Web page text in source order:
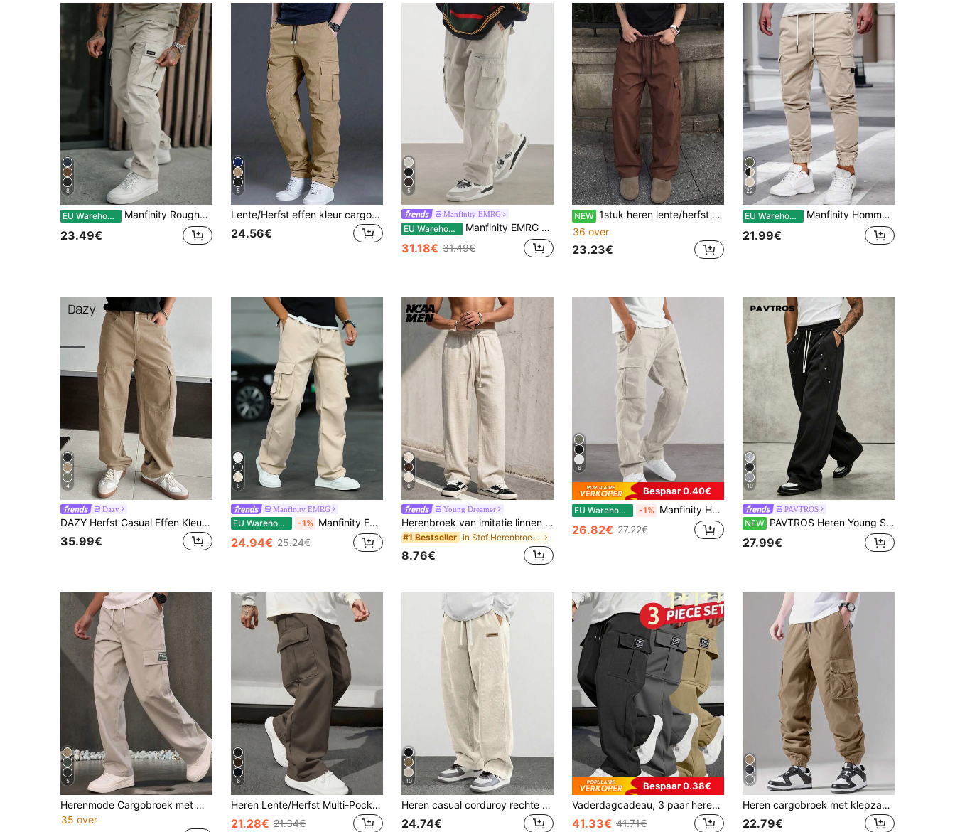
8
EU Warehouse Manfinity Roughcore Heren Multi-Pocket Casual Fashion Rechte Utilitaire Amerikaanse Stijl Cargo Broek, Baggy Broek, Herfst
23.49€
5
Lente/Herfst effen kleur cargobroek met meerdere zakken en rechte pijpen, heren losse outdoor woon-werk casual lange broek
24.56€
5
Manfinity EMRG
EU Warehouse Manfinity EMRG Losse cargobroek met klepzakken voor heren, effen lange baggy broek, voor echtgenoot, cadeau voor vriend, voor de herfst
31.18€ 31.49€
NEW 1stuk heren lente/herfst Amerikaanse retro geweven cargobroek, elastische trekkoord taille, losse wijde pijpen, zijzakken, casual lange broek geschikt voor dagelijks woon-werkverkeer en streetwear
36 over
23.23€
22
EU Warehouse Manfinity Homme Cargobroek met elastische taille en trekkoord voor heren, met zakken, cargojoggingbroeken, herfst
21.99€
4
Dazy
DAZY Herfst Casual Effen Kleur Heren Cargobroek
35.99€
8
Manfinity EMRG
EU Warehouse -1% Manfinity EMRG Losse heren cargobroek met klepzakken en trekkoord in de taille, herfst
24.94€ 25.24€
6
Young Dreamer
Herenbroek van imitatie linnen in effen kleur, casual rechte pijpen, minimalistisch, veelzijdig voor dagelijks woon-werkverkeer, lange broek met linnenlook-textuur
#1 Bestseller in Stof Herenbroeken
8.76€
6
Bespaar 0.40€
EU Warehouse -1% Manfinity Homme Eenvoudige effenkleurige casual cargobroek voor heren, herfst
26.82€ 27.22€
10
PAVTROS
NEW PAVTROS Heren Young Street Casual Sportieve Sweatpants
27.99€
5
Herenmode Cargobroek met meerdere zakken, rechte pijpen, elastische taille, losse pasvorm, effen kleur, geborduurd logo aan één zijde, niet-rekbare stof, aanbevolen om een maat groter te nemen, dunne stijl voor lente/herfst, perfect cadeau voor vriend of echtgenoot
35 over
6
Heren Lente/Herfst Multi-Pocket Effen Kleur Losse Pasvorm Cargobroek, Rechte Pijp Casual Broek Voor Vakantie, Woon-werkverkeer, Buiten, Veelzijdige Reizen
21.28€ 21.34€
10
Heren casual corduroy rechte broek met grafische print, los en veelzijdig, geschikt voor lente en herfst
24.74€
Bespaar 0.38€
Vaderdagcadeau, 3 paar heren sport cargo broeken, geschikt voor outdoor reizen, cargo broeken in college stijl met meerdere zakken, 3-delige set
41.33€ 41.71€
Heren cargobroek met klepzakken en trekkoord in de taille, geschikt voor de herfst
22.79€